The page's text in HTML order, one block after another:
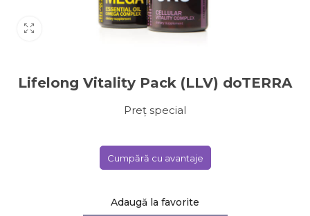
Lifelong Vitality Pack (LLV) doTERRA
Preț special
Cumpără cu avantaje
Adaugă la favorite